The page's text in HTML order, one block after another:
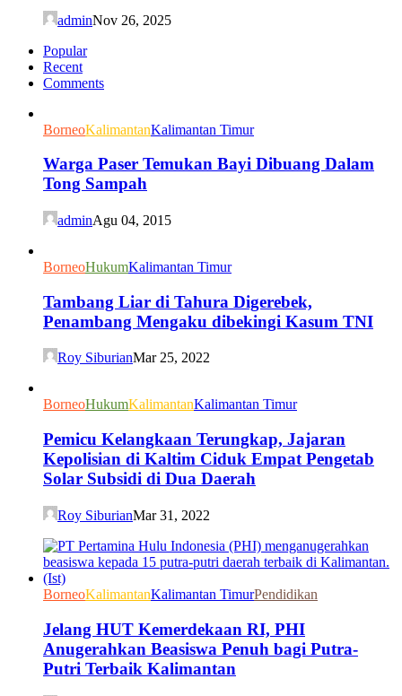
adminNov 26, 2025
Popular
Recent
Comments
BorneoKalimantanKalimantan Timur
Warga Paser Temukan Bayi Dibuang Dalam
Tong Sampah
adminAgu 04, 2015
BorneoHukumKalimantan Timur
Tambang Liar di Tahura Digerebek,
Penambang Mengaku dibekingi Kasum TNI
Roy SiburianMar 25, 2022
BorneoHukumKalimantanKalimantan Timur
Pemicu Kelangkaan Terungkap, Jajaran
Kepolisian di Kaltim Ciduk Empat Pengetab
Solar Subsidi di Dua Daerah
Roy SiburianMar 31, 2022
BorneoKalimantanKalimantan TimurPendidikan
Jelang HUT Kemerdekaan RI, PHI
Anugerahkan Beasiswa Penuh bagi Putra-
Putri Terbaik Kalimantan